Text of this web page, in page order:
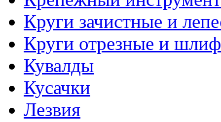
Круги зачистные и
Круги отрезные и
Кувалды
Кусачки
Лезвия